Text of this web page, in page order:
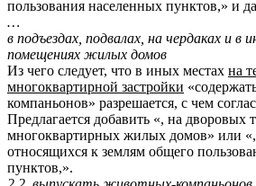
пользования населенных пунктов,» и
…
в подъездах, подвалах, на чердаках и в
помещениях жилых домов
Из чего следует, что в иных местах на
многоквартирной застройки
компаньонов» разрешается, с чем
Предлагается добавить «, на дворовых
многоквартирных жилых домов» или «,
относящихся к землям общего
пунктов,».